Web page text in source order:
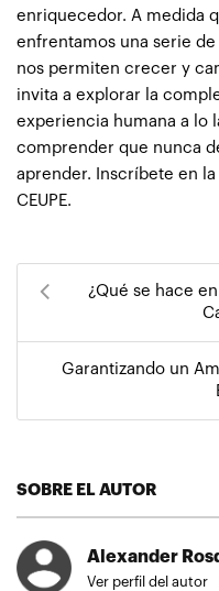
enriquecedor. A medida
enfrentamos una serie
nos permiten crecer y
invita a explorar la
experiencia humana a lo
comprender que nunca
aprender. Inscríbete en la
CEUPE.
¿Qué se hace
Garantizando un
SOBRE EL AUTOR
Alexander
Ver perfil del autor